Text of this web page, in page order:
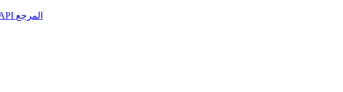
API المرجع